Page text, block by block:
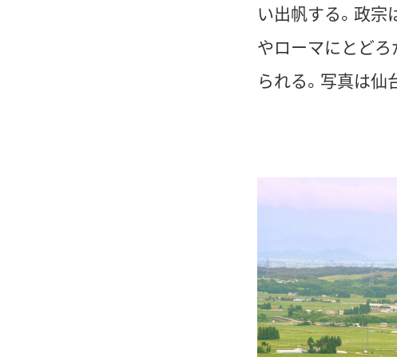
い出帆する。政宗
やローマにとど
られる。写真は仙